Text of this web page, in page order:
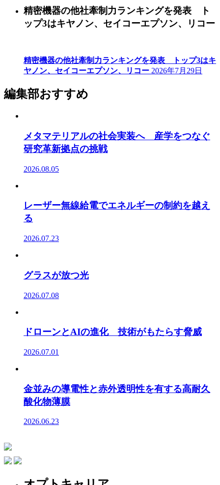
精密機器の他社牽制力ランキングを発表 ト
ップ3はキヤノン、セイコーエプソン、リコー
精密機器の他社牽制力ランキングを発表 トップ3はキ
ヤノン、セイコーエプソン、リコー 2026年7月29日
編集部おすすめ
メタマテリアルの社会実装へ 産学をつなぐ
研究革新拠点の挑戦
2026.08.05
レーザー無線給電でエネルギーの制約を越え
る
2026.07.23
グラスが放つ光
2026.07.08
ドローンとAIの進化 技術がもたらす脅威
2026.07.01
金並みの導電性と赤外透明性を有する高耐久
酸化物薄膜
2026.06.23